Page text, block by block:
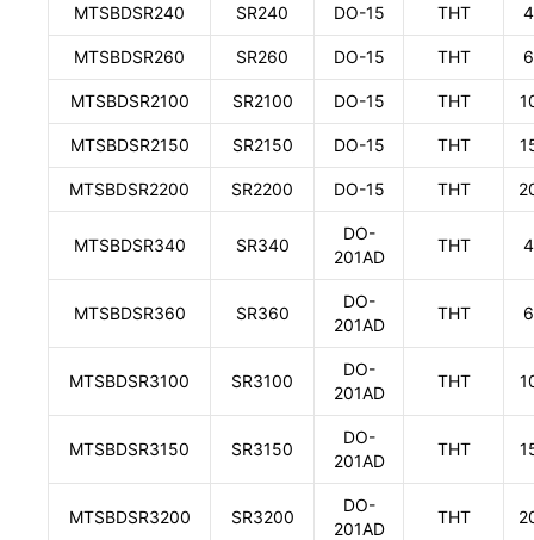
MTSBDSR240 SR240 DO-15 THT
MTSBDSR260 SR260 DO-15 THT
MTSBDSR2100 SR2100 DO-15 THT
MTSBDSR2150 SR2150 DO-15 THT
MTSBDSR2200 SR2200 DO-15 THT
MTSBDSR340 SR340
DO-
201AD
THT
MTSBDSR360 SR360
DO-
201AD
THT
MTSBDSR3100 SR3100
DO-
201AD
THT
MTSBDSR3150 SR3150
DO-
201AD
THT
MTSBDSR3200 SR3200
DO-
201AD
THT